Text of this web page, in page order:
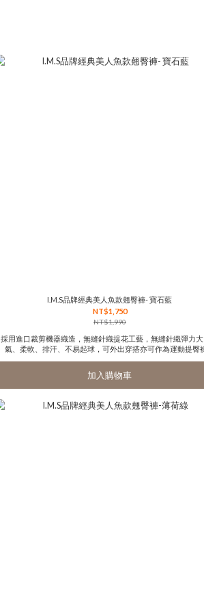
I.M.S品牌經典美人魚款翹臀褲- 寶石藍
NT$1,750
NT$1,990
採用進口裁剪機器織造，無縫針織提花工藝，無縫針織彈力
氣、柔軟、排汗、不易起球，可外出穿搭亦可作為運動提臀
加入購物車